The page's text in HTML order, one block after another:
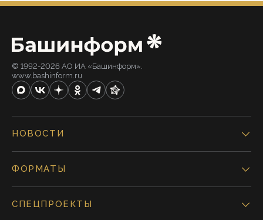
© 1992-2026 АО ИА «Башинформ».
www.bashinform.ru
НОВОСТИ
ФОРМАТЫ
СПЕЦПРОЕКТЫ